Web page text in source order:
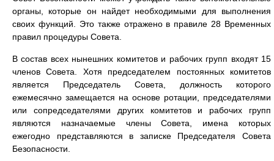
органы, которые он найдет необходимыми для выполнения
своих функций. Это также отражено в правиле 28 Временных
правил процедуры Совета.
В состав всех нынешних комитетов и рабочих групп входят 15
членов Совета. Хотя председателем постоянных комитетов
является Председатель Совета, должность которого
ежемесячно замещается на основе ротации, председателями
или сопредседателями других комитетов и рабочих групп
являются назначаемые члены Совета, имена которых
ежегодно представляются в записке Председателя Совета
Безопасности.